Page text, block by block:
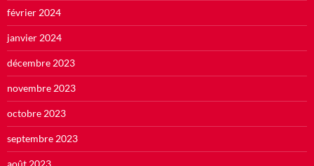
février 2024
janvier 2024
décembre 2023
novembre 2023
octobre 2023
septembre 2023